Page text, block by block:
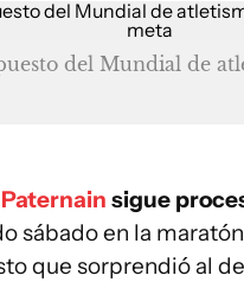
del Mundial de
sigue
sábado en la
que sorprendió al